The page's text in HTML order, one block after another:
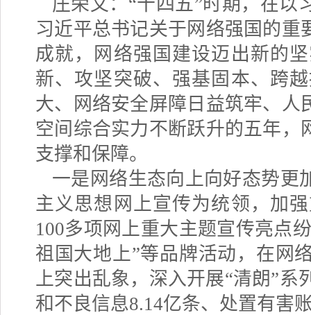
庄荣文： “十四五”时期，在以
习近平总书记关于网络强国的
成就，网络强国建设迈出新的
新、攻坚突破、强基固本、跨
大、网络安全屏障日益筑牢、人
空间综合实力不断跃升的五年
支撑和保障。
一是网络生态向上向好态势更
主义思想网上宣传为统领，加
100多项网上重大主题宣传亮点
祖国大地上”等品牌活动，在网
上突出乱象，深入开展“清朗”系
和不良信息8.14亿条、处置有害